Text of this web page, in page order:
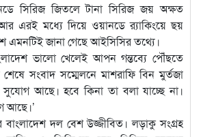
সিরিজ জিতলে টানা সিরিজ জয় অক্ষত
এরই মধ্যে দিয়ে ওয়ানডে র‌্যাকিংয়ে ছয়
এমনটিই জানা গেছে আইসিসির তথ্যে।
ভালো খেলেই আপন গন্তব্যে পৌঁছতে
শেষে সংবাদ সম্মেলনে মাশরাফি বিন মুর্তজা
আছে। হবে কিনা তা বলা যাচ্ছে না।
আছে।’
বাংলাদেশ দল বেশ উজ্জীবিত। লড়াকু সংগ্রহ